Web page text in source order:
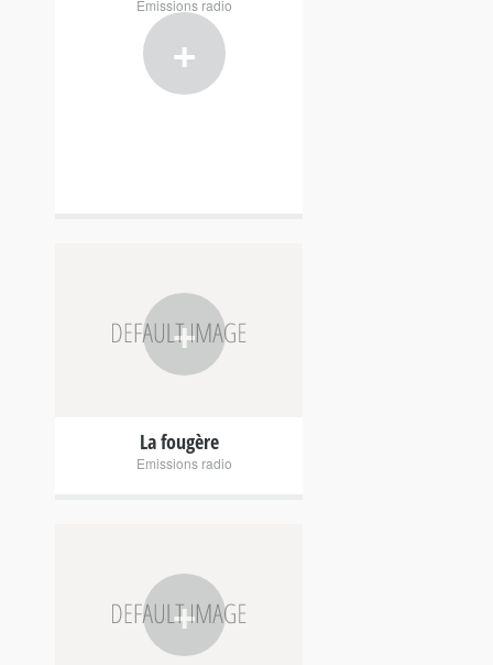
+
Emissions radio
+
La fougère
Emissions radio
+